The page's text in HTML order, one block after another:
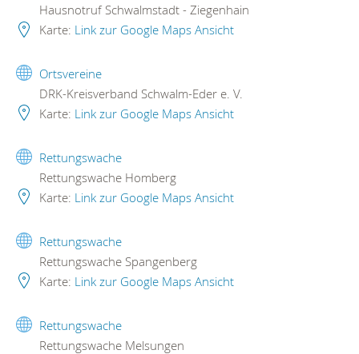
Hausnotruf Schwalmstadt - Ziegenhain
Karte: Link zur Google Maps Ansicht
Ortsvereine
DRK-Kreisverband Schwalm-Eder e. V.
Karte: Link zur Google Maps Ansicht
Rettungswache
Rettungswache Homberg
Karte: Link zur Google Maps Ansicht
Rettungswache
Rettungswache Spangenberg
Karte: Link zur Google Maps Ansicht
Rettungswache
Rettungswache Melsungen